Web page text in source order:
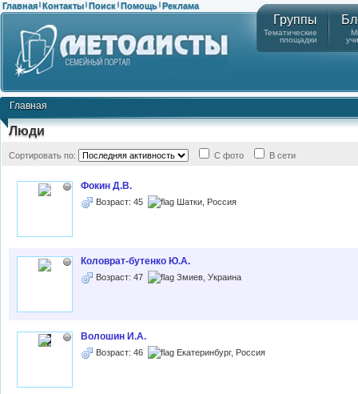
Главная | Контакты | Поиск | Помощь | Реклама
Группы
Тематические
площадки
Главная
Люди
Сортировать по: С фото В сети
Фокин Д.В.
Возраст: 45 Шатки, Россия
Коловрат-бутенко Ю.А.
Возраст: 47 Змиев, Украина
Волошин И.А.
Возраст: 46 Екатеринбург, Россия